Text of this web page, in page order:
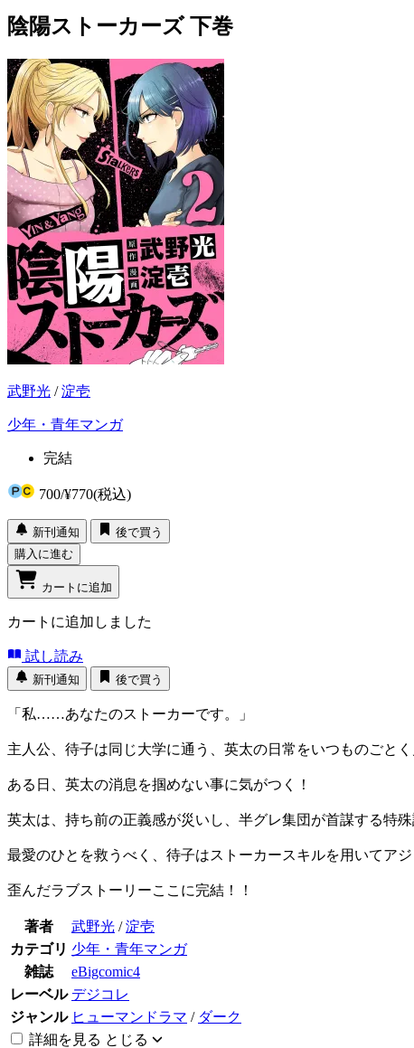
陰陽ストーカーズ 下巻
武野光 /淀壱
少年・青年マンガ
完結
700/¥770(税込)
新刊通知
後で買う
購入に進む
カートに追加
カートに追加しました
試し読み
新刊通知 後で買う
「私……あなたのストーカーです。」
主人公、待子は同じ大学に通う、英太の日常をいつものごとく
ある日、英太の消息を掴めない事に気がつく！
英太は、持ち前の正義感が災いし、半グレ集団が首謀する特
最愛のひとを救うべく、待子はストーカースキルを用いてアジ
歪んだラブストーリーここに完結！！
著者 武野光 /淀壱
カテゴリ 少年・青年マンガ
雑誌
eBigcomic4
レーベル デジコレ
ジャンル ヒューマンドラマ / ダーク
詳細を見る とじる